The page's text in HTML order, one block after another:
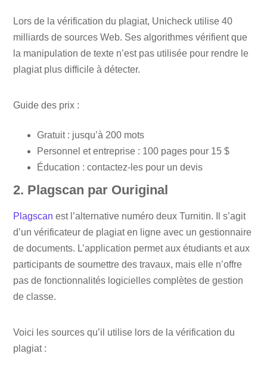
Lors de la vérification du plagiat, Unicheck utilise 40
milliards de sources Web. Ses algorithmes vérifient que
la manipulation de texte n’est pas utilisée pour rendre le
plagiat plus difficile à détecter.
Guide des prix :
Gratuit : jusqu’à 200 mots
Personnel et entreprise : 100 pages pour 15 $
Éducation : contactez-les pour un devis
2. Plagscan par Ouriginal
Plagscan est l’alternative numéro deux Turnitin. Il s’agit
d’un vérificateur de plagiat en ligne avec un gestionnaire
de documents. L’application permet aux étudiants et aux
participants de soumettre des travaux, mais elle n’offre
pas de fonctionnalités logicielles complètes de gestion
de classe.
Voici les sources qu’il utilise lors de la vérification du
plagiat :